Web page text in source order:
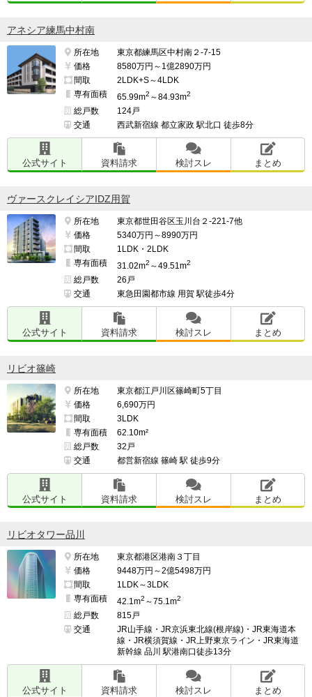
アネシア練馬中村南
所在地
東京都練馬区中村南２-7-15
価格
8580万円～1億2890万円
間取
2LDK+S～4LDK
専有面積
65.99m2 ～84.93m2
総戸数
124戸
交通
西武新宿線 都立家政 駅北口 徒歩8分
公式サイト 資料請求 検討スレ まとめ
ヴァースクレイシアIDZ用賀
所在地
東京都世田谷区玉川台２-221-7他
価格
5340万円～8990万円
間取
1LDK・2LDK
専有面積
31.02m2 ～49.51m2
総戸数
26戸
交通
東急田園都市線 用賀 駅徒歩4分
公式サイト 資料請求 検討スレ まとめ
リビオ篠崎
所在地
東京都江戸川区篠崎町5丁目
価格
6,690万円
間取
3LDK
専有面積
62.10m²
総戸数
32戸
交通
都営新宿線 篠崎 駅 徒歩9分
公式サイト 資料請求 検討スレ まとめ
リビオタワー品川
所在地
東京都港区港南３丁目
価格
9448万円～2億5498万円
間取
1LDK～3LDK
専有面積
42.1m2 ～75.1m2
総戸数
815戸
交通
JR山手線・JR京浜東北線(根岸線)・JR東海道本
線・JR横須賀線・JR上野東京ライン・JR東海道
新幹線 品川 駅港南口徒歩13分
公式サイト 資料請求 検討スレ まとめ